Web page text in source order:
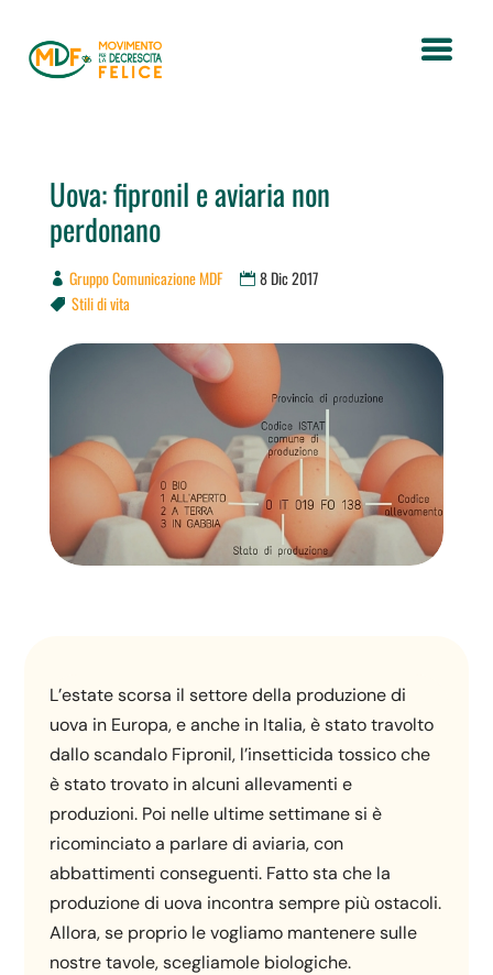
Uova: fipronil e aviaria non
perdonano
Gruppo Comunicazione MDF 8 Dic 2017
 Stili di vita
L’estate scorsa il settore della produzione di
uova in Europa, e anche in Italia, è stato travolto
dallo scandalo Fipronil, l’insetticida tossico che
è stato trovato in alcuni allevamenti e
produzioni. Poi nelle ultime settimane si è
ricominciato a parlare di aviaria, con
abbattimenti conseguenti. Fatto sta che la
produzione di uova incontra sempre più ostacoli.
Allora, se proprio le vogliamo mantenere sulle
nostre tavole, scegliamole biologiche.